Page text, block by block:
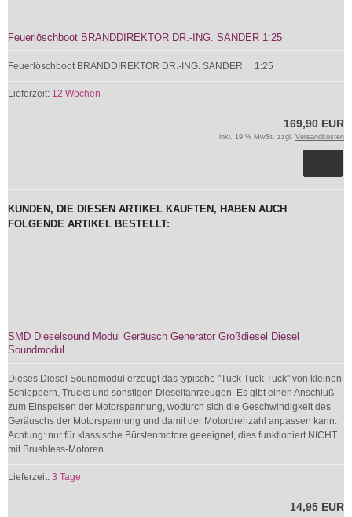
Feuerlöschboot BRANDDIREKTOR DR.-ING. SANDER 1:25
Feuerlöschboot BRANDDIREKTOR DR.-ING. SANDER 1:25
Lieferzeit: 12 Wochen
169,90 EUR
inkl. 19 % MwSt. zzgl. Versandkosten
KUNDEN, DIE DIESEN ARTIKEL KAUFTEN, HABEN AUCH
FOLGENDE ARTIKEL BESTELLT:
SMD Dieselsound Modul Geräusch Generator Großdiesel Diesel
Soundmodul
Dieses Diesel Soundmodul erzeugt das typische "Tuck Tuck Tuck" von kleinen
Schleppern, Trucks und sonstigen Dieselfahrzeugen. Es gibt einen Anschluß
zum Einspeisen der Motorspannung, wodurch sich die Geschwindigkeit des
Geräuschs der Motorspannung und damit der Motordrehzahl anpassen kann.
Achtung: nur für klassische Bürstenmotore geeeignet, dies funktioniert NICHT
mit Brushless-Motoren.
Lieferzeit: 3 Tage
14,95 EUR